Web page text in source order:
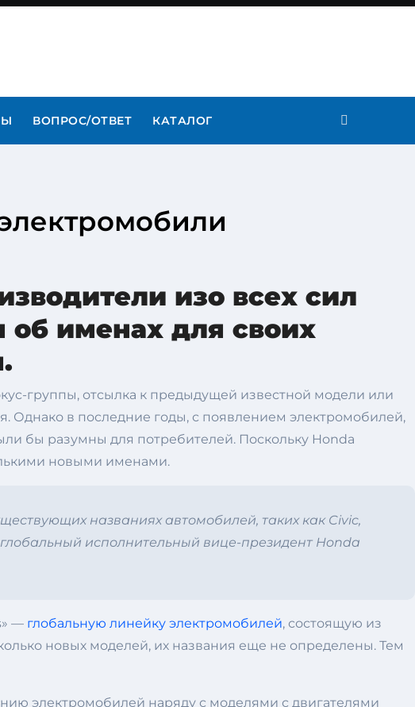
ВОПРОС/ОТВЕТ КАТАЛОГ
изо всех сил
об именах для своих
группы, отсылка к предыдущей известной модели или
Однако в последние годы, с появлением электромобилей,
бы разумны для потребителей. Поскольку Honda
новыми именами.
названиях автомобилей, таких как Civic,
исполнительный вице-президент Honda
— глобальную линейку электромобилей, состоящую из
новых моделей, их названия еще не определены. Тем
электромобилей наряду с моделями с двигателями